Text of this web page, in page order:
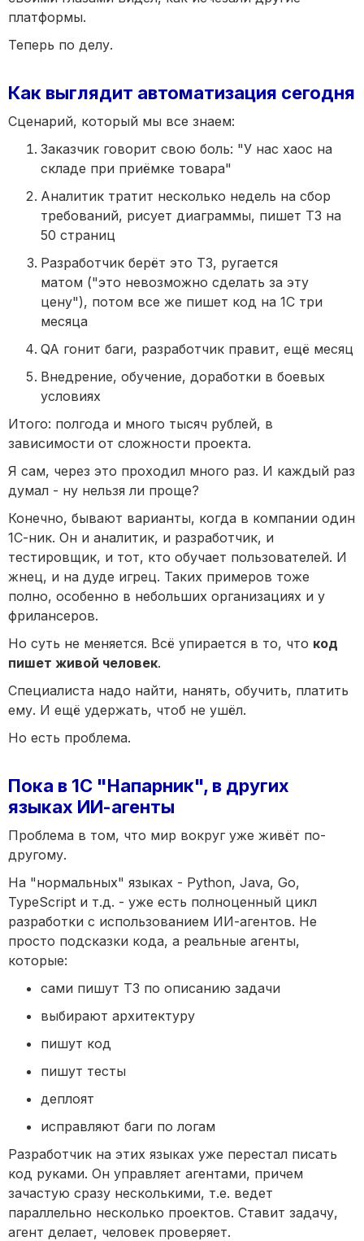
платформы.
Теперь по делу.
Как выглядит автоматизация сегодня
Сценарий, который мы все знаем:
Заказчик говорит свою боль: "У нас хаос на
складе при приёмке товара"
Аналитик тратит несколько недель на сбор
требований, рисует диаграммы, пишет ТЗ на
50 страниц
Разработчик берёт это ТЗ, ругается
матом ("это невозможно сделать за эту
цену"), потом все же пишет код на 1С три
месяца
QA гонит баги, разработчик правит, ещё месяц
Внедрение, обучение, доработки в боевых
условиях
Итого: полгода и много тысяч рублей, в
зависимости от сложности проекта.
Я сам, через это проходил много раз. И каждый раз
думал - ну нельзя ли проще?
Конечно, бывают варианты, когда в компании один
1С-ник. Он и аналитик, и разработчик, и
тестировщик, и тот, кто обучает пользователей. И
жнец, и на дуде игрец. Таких примеров тоже
полно, особенно в небольших организациях и у
фрилансеров.
Но суть не меняется. Всё упирается в то, что код
пишет живой человек.
Специалиста надо найти, нанять, обучить, платить
ему. И ещё удержать, чтоб не ушёл.
Но есть проблема.
Пока в 1С "Напарник", в других
языках ИИ-агенты
Проблема в том, что мир вокруг уже живёт по-
другому.
На "нормальных" языках - Python, Java, Go,
TypeScript и т.д. - уже есть полноценный цикл
разработки с использованием ИИ-агентов. Не
просто подсказки кода, а реальные агенты,
которые:
сами пишут ТЗ по описанию задачи
выбирают архитектуру
пишут код
пишут тесты
деплоят
исправляют баги по логам
Разработчик на этих языках уже перестал писать
код руками. Он управляет агентами, причем
зачастую сразу несколькими, т.е. ведет
параллельно несколько проектов. Ставит задачу,
агент делает, человек проверяет.